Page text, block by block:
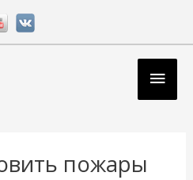
пожары